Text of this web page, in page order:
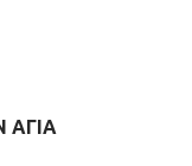
ΑΓΙΑ